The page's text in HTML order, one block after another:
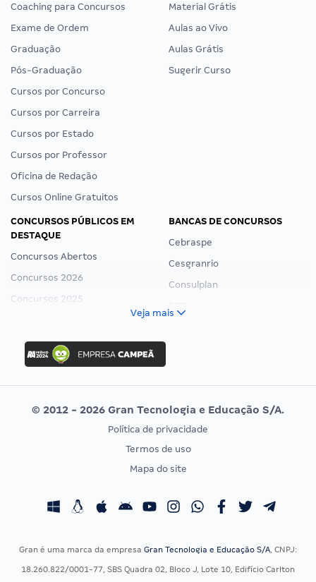
Coaching para Concursos
Exame de Ordem
Graduação
Pós-Graduação
Cursos por Concurso
Cursos por Carreira
Cursos por Estado
Cursos por Professor
Oficina de Redação
Cursos Online Gratuitos
Material Grátis
Aulas ao Vivo
Aulas Grátis
Sugerir Curso
CONCURSOS PÚBLICOS EM
DESTAQUE
Concursos Abertos
Concursos 2026
Concursos 2025
Concurso Ibama
Concurso MPU
Editais publicados
BANCAS DE CONCURSOS
Cebraspe
Cesgranrio
Consulplan
Vunesp
CONCURSOS POR PROFISSÃO
Concursos Fiscais
EXAME DE ORDEM
Calendário OAB
Veja mais
© 2012 - 2026 Gran Tecnologia e Educação S/A.
Política de privacidade
Termos de uso
Mapa do site
Gran é uma marca da empresa Gran Tecnologia e Educação S/A, CNPJ:
18.260.822/0001-77, SBS Quadra 02, Bloco J, Lote 10, Edifício Carlton